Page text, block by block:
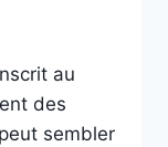
au
des
sembler